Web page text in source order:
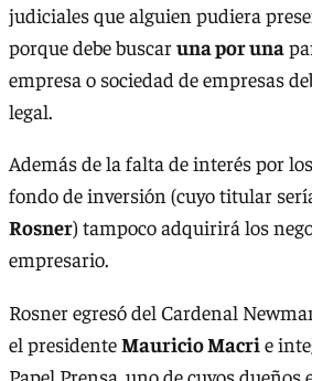
judiciales que alguien pudiera
porque debe buscaruna por una
empresa o sociedad de empresas
legal.
Además de la falta de interés por
fondo de inversión (cuyo titular
Rosner) tampoco adquirirá los
empresario.
Rosner egresó del Cardenal
el presidenteMauricio Macri e